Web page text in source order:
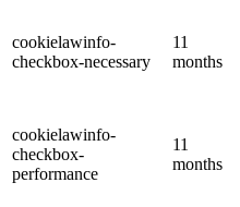
cookielawinfo-
checkbox-necessary
11
months
cookielawinfo-
checkbox-
performance
11
months